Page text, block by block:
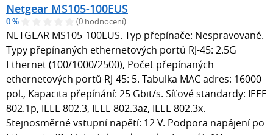
Netgear MS105-100EUS
0 % (0 hodnocení)
NETGEAR MS105-100EUS. Typ přepínače: Nespravované.
Typy přepínaných ethernetových portů RJ-45: 2.5G
Ethernet (100/1000/2500), Počet přepínaných
ethernetových portů RJ-45: 5. Tabulka MAC adres: 16000
pol., Kapacita přepínání: 25 Gbit/s. Síťové standardy: IEEE
802.1p, IEEE 802.3, IEEE 802.3az, IEEE 802.3x.
Stejnosměrné vstupní napětí: 12 V. Podpora napájení po